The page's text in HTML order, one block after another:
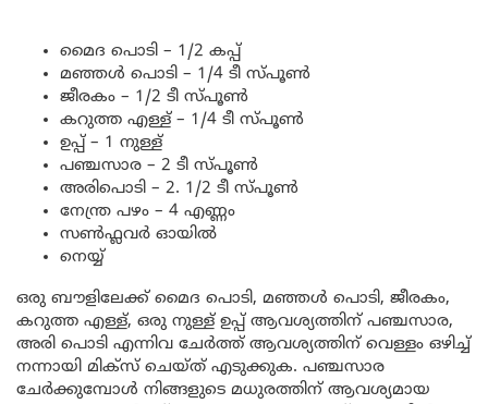
മൈദ പൊടി – 1/2 കപ്പ്
മഞ്ഞൾ പൊടി – 1/4 ടീ സ്പൂൺ
ജീരകം – 1/2 ടീ സ്പൂൺ
കറുത്ത എള്ള് – 1/4 ടീ സ്പൂൺ
ഉപ്പ് – 1 നുള്ള്
പഞ്ചസാര – 2 ടീ സ്പൂൺ
അരിപൊടി – 2. 1/2 ടീ സ്പൂൺ
നേന്ത്ര പഴം – 4 എണ്ണം
സൺഫ്ലവർ ഓയിൽ
നെയ്യ്
ഒരു ബൗളിലേക്ക് മൈദ പൊടി, മഞ്ഞൾ പൊടി, ജീരകം,
കറുത്ത എള്ള്, ഒരു നുള്ള് ഉപ്പ് ആവശ്യത്തിന് പഞ്ചസാര,
അരി പൊടി എന്നിവ ചേർത്ത് ആവശ്യത്തിന് വെള്ളം ഒഴിച്ച്
നന്നായി മിക്സ് ചെയ്ത് എടുക്കുക. പഞ്ചസാര
ചേർക്കുമ്പോൾ നിങ്ങളുടെ മധുരത്തിന് ആവശ്യമായ